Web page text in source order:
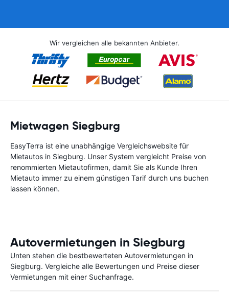
Wir vergleichen alle bekannten Anbieter.
Mietwagen Siegburg
EasyTerra ist eine unabhängige Vergleichswebsite für
Mietautos in Siegburg. Unser System vergleicht Preise von
renommierten Mietautofirmen, damit Sie als Kunde Ihren
Mietauto immer zu einem günstigen Tarif durch uns buchen
lassen können.
Autovermietungen in Siegburg
Unten stehen die bestbewerteten Autovermietungen in
Siegburg. Vergleiche alle Bewertungen und Preise dieser
Vermietungen mit einer Suchanfrage.